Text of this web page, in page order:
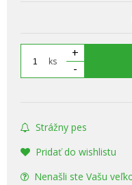
ks
+
-
Strážny pes
Pridať do wishlistu
Nenašli ste Vašu